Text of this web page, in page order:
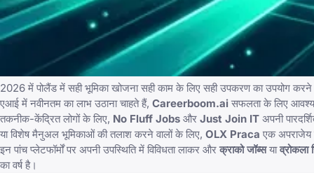
2026 में पोलैंड में सही भूमिका खोजना सही काम के लिए सही उपकरण का उपयोग
एआई में नवीनतम का लाभ उठाना चाहते हैं, Careerboom.ai सफलता के लिए
तकनीक-केंद्रित लोगों के लिए, No Fluff Jobs और Just Join IT अपनी
या विशेष मैनुअल भूमिकाओं की तलाश करने वालों के लिए, OLX Praca एक
इन पांच प्लेटफॉर्मों पर अपनी उपस्थिति में विविधता लाकर और क्राको जॉब्सया
का वर्ष है।